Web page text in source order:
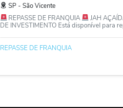
SP ‐ São Vicente
REPASSE DE FRANQUIA
JAH
DE INVESTIMENTO Está disponível para
REPASSE DE FRANQUIA